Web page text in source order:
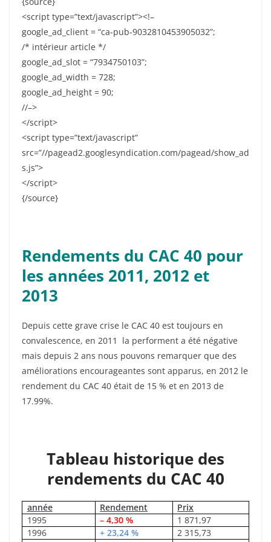
<script type=”text/javascript”><!–
google_ad_client = “ca-pub-9032810453905032”;
/* intérieur article */
google_ad_slot = “7934750103”;
google_ad_width = 728;
google_ad_height = 90;
//–>
</script>
<script type=”text/javascript”
src=”//pagead2.googlesyndication.com/pagead/show_ad
s.js”>
</script>
{/source}
Rendements du CAC 40 pour
les années 2011, 2012 et
2013
Depuis cette grave crise le CAC 40 est toujours en
convalescence, en 2011 la performent a été négative
mais depuis 2 ans nous pouvons remarquer que des
améliorations encourageantes sont apparus, en 2012 le
rendement du CAC 40 était de 15 % et en 2013 de
17.99%.
Tableau historique des
rendements du CAC 40
année Rendement
Prix
1995
– 4,30 %
1 871,97
1996
+ 23,24 %
2 315,73